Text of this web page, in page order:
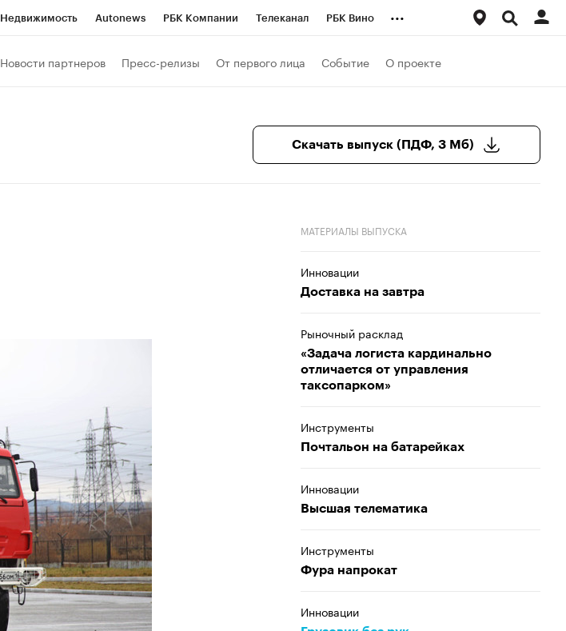
Недвижимость Autonews РБК Компании Телеканал РБК Вино
Бизнес
...
Новости партнеров Пресс-релизы От первого лица Событие О проекте
Скачать выпуск (ПДФ, 3 Мб)
МАТЕРИАЛЫ ВЫПУСКА
Инновации
Доставка на завтра
Рыночный расклад
«Задача логиста кардинально
отличается от управления
таксопарком»
Инструменты
Почтальон на батарейках
Инновации
Высшая телематика
Инструменты
Фура напрокат
Инновации